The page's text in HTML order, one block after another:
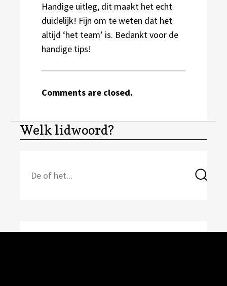
Handige uitleg, dit maakt het echt
duidelijk! Fijn om te weten dat het
altijd ‘het team’ is. Bedankt voor de
handige tips!
Comments are closed.
Welk lidwoord?
for: